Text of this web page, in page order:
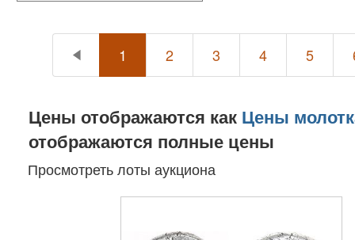
1 2 3 4 5
Цены отображаются как Цены
отображаются полные цены
Просмотреть лоты аукциона